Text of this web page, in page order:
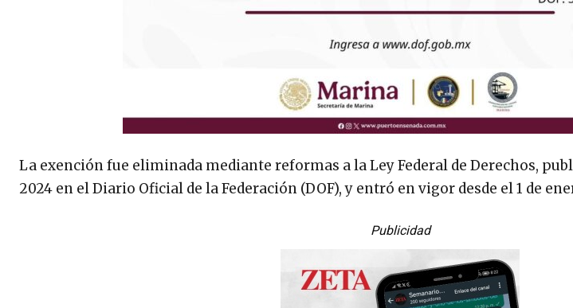
La exención fue eliminada mediante reformas a la Ley Federal de Derechos,
2024 en el Diario Oficial de la Federación (DOF), y entró en vigor desde el 1 de
Publicidad